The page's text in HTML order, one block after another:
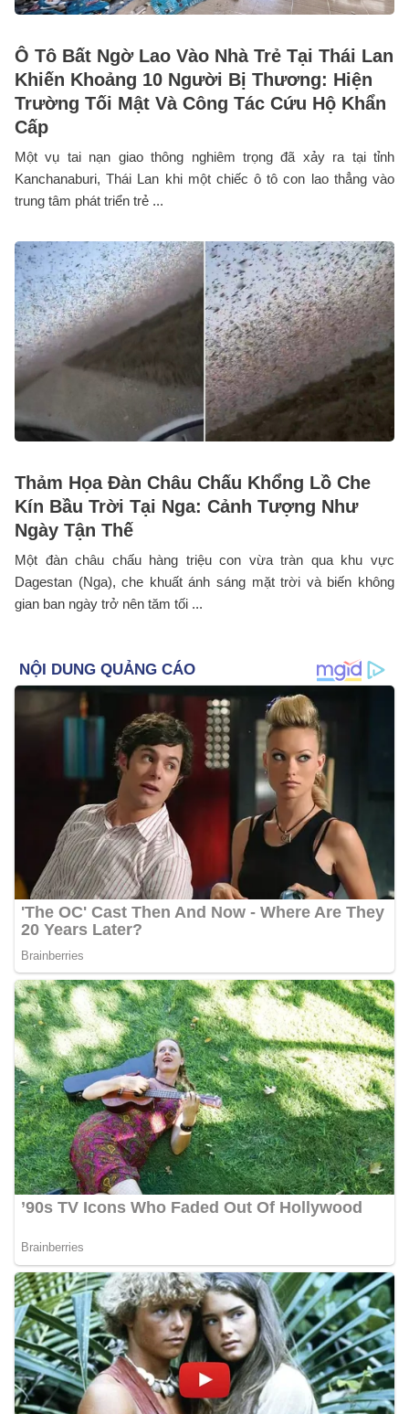
Ô Tô Bất Ngờ Lao Vào Nhà Trẻ Tại Thái Lan
Khiến Khoảng 10 Người Bị Thương: Hiện
Trường Tối Mật Và Công Tác Cứu Hộ Khẩn
Cấp
Một vụ tai nạn giao thông nghiêm trọng đã xảy ra tại tỉnh
Kanchanaburi, Thái Lan khi một chiếc ô tô con lao thẳng vào
trung tâm phát triển trẻ ...
Thảm Họa Đàn Châu Chấu Khổng Lồ Che
Kín Bầu Trời Tại Nga: Cảnh Tượng Như
Ngày Tận Thế
Một đàn châu chấu hàng triệu con vừa tràn qua khu vực
Dagestan (Nga), che khuất ánh sáng mặt trời và biến không
gian ban ngày trở nên tăm tối ...